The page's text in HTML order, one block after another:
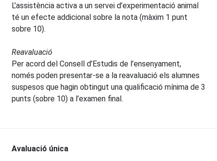
L’assistència activa a un servei d’experimentació animal
té un efecte addicional sobre la nota (màxim 1 punt
sobre 10).
Reavaluació
Per acord del Consell d’Estudis de l’ensenyament,
només poden presentar-se a la reavaluació els alumnes
suspesos que hagin obtingut una qualificació mínima de 3
punts (sobre 10) a l’examen final.
Avaluació única